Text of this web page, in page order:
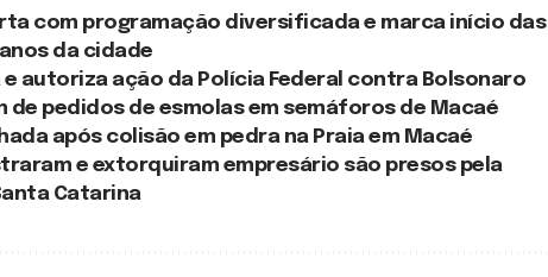
com programação diversificada e marca início das
da cidade
e autoriza ação da Polícia Federal contra Bolsonaro
de pedidos de esmolas em semáforos de Macaé
após colisão em pedra na Praia em Macaé
e extorquiram empresário são presos pela
Catarina